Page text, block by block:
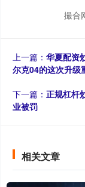
撮合
上一篇： 华夏配资
尔克04的这次升级
下一篇： 正规杠杆
业被罚
相关文章